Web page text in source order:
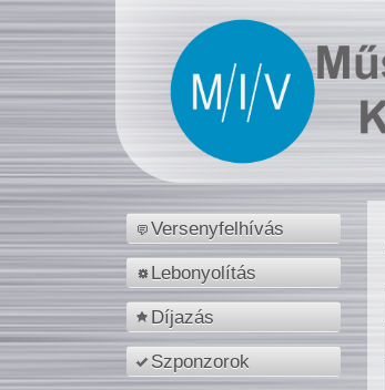
Versenyfelhívás
Lebonyolítás
Díjazás
Szponzorok